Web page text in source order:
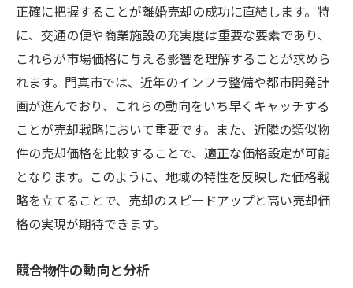
正確に把握することが離婚売却の成功に直結します。特
に、交通の便や商業施設の充実度は重要な要素であり、
これらが市場価格に与える影響を理解することが求めら
れます。門真市では、近年のインフラ整備や都市開発計
画が進んでおり、これらの動向をいち早くキャッチする
ことが売却戦略において重要です。また、近隣の類似物
件の売却価格を比較することで、適正な価格設定が可能
となります。このように、地域の特性を反映した価格戦
略を立てることで、売却のスピードアップと高い売却価
格の実現が期待できます。
競合物件の動向と分析